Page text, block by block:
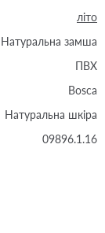
літо
Натуральна замша
ПВХ
Bosca
Натуральна шкіра
09896.1.16